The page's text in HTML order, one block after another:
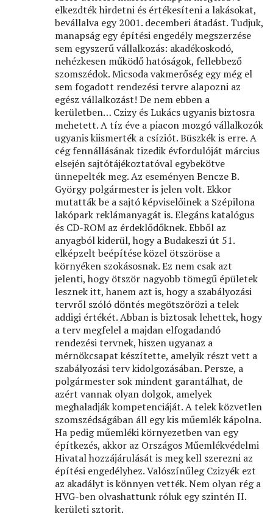
elkezdték hirdetni és értékesíteni a lakásokat,
bevállalva egy 2001. decemberi átadást. Tudjuk,
manapság egy építési engedély megszerzése
sem egyszerű vállalkozás: akadékoskodó,
nehézkesen működő hatóságok, fellebbező
szomszédok. Micsoda vakmerőség egy még el
sem fogadott rendezési tervre alapozni az
egész vállalkozást! De nem ebben a
kerületben… Czizy és Lukács ugyanis biztosra
mehetett. A tíz éve a piacon mozgó vállalkozók
ugyanis kiismerték a csíziót. Büszkék is erre. A
cég fennállásának tizedik évfordulóját március
elsején sajtótájékoztatóval egybekötve
ünnepelték meg. Az eseményen Bencze B.
György polgármester is jelen volt. Ekkor
mutatták be a sajtó képviselőinek a Szépilona
lakópark reklámanyagát is. Elegáns katalógus
és CD-ROM az érdeklődőknek. Ebből az
anyagból kiderül, hogy a Budakeszi út 51.
elképzelt beépítése közel ötszöröse a
környéken szokásosnak. Ez nem csak azt
jelenti, hogy ötször nagyobb tömegű épületek
lesznek itt, hanem azt is, hogy a szabályozási
tervről szóló döntés megötszörözi a telek
addigi értékét. Abban is biztosak lehettek, hogy
a terv megfelel a majdan elfogadandó
rendezési tervnek, hiszen ugyanaz a
mérnökcsapat készítette, amelyik részt vett a
szabályozási terv kidolgozásában. Persze, a
polgármester sok mindent garantálhat, de
azért vannak olyan dolgok, amelyek
meghaladják kompetenciáját. A telek közvetlen
szomszédságában áll egy kis műemlék kápolna.
Ha pedig műemléki környezetben van egy
építkezés, akkor az Országos Műemlékvédelmi
Hivatal hozzájárulását is meg kell szerezni az
építési engedélyhez. Valószínűleg Czizyék ezt
az akadályt is könnyen vették. Nem olyan rég a
HVG-ben olvashattunk róluk egy szintén II.
kerületi sztorit.